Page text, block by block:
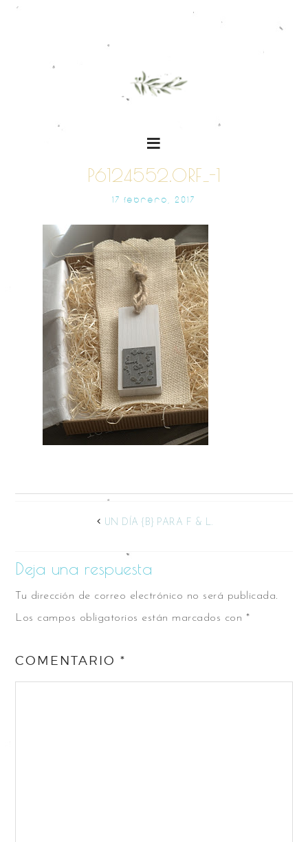
P6124552.ORF_-1
17 FEBRERO, 2017
UN DÍA {B} PARA F & L.
Deja una respuesta
Tu dirección de correo electrónico no será publicada.
Los campos obligatorios están marcados con *
COMENTARIO*